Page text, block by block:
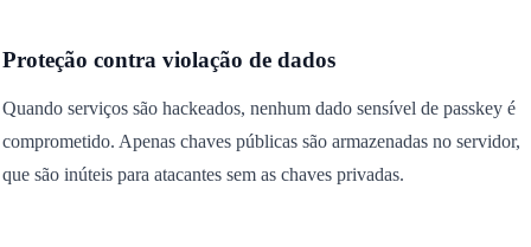
Proteção contra violação de dados
Quando serviços são hackeados, nenhum dado sensível de passkey é
comprometido. Apenas chaves públicas são armazenadas no servidor,
que são inúteis para atacantes sem as chaves privadas.